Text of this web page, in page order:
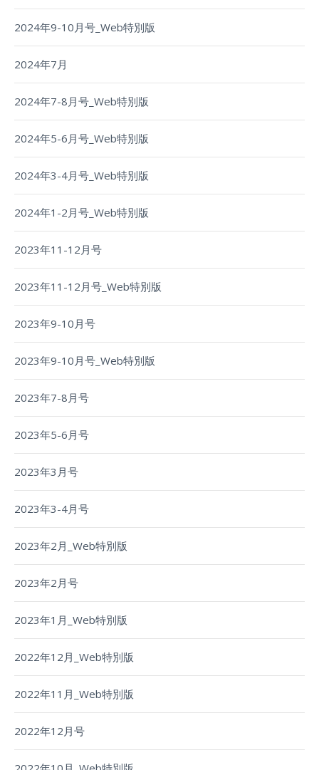
2024年9-10月号_Web特別版
2024年7月
2024年7-8月号_Web特別版
2024年5-6月号_Web特別版
2024年3-4月号_Web特別版
2024年1-2月号_Web特別版
2023年11-12月号
2023年11-12月号_Web特別版
2023年9-10月号
2023年9-10月号_Web特別版
2023年7-8月号
2023年5-6月号
2023年3月号
2023年3-4月号
2023年2月_Web特別版
2023年2月号
2023年1月_Web特別版
2022年12月_Web特別版
2022年11月_Web特別版
2022年12月号